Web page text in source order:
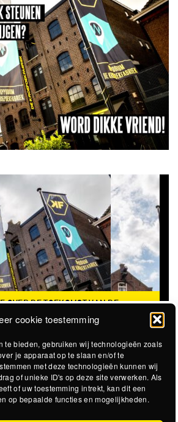
cookie toestemming
te bieden, gebruiken wij technologieën zoals
je apparaat op te slaan en/of te
met deze technologieën kunnen wij
of unieke ID's op deze site verwerken. Als
of uw toestemming intrekt, kan dit een
op bepaalde functies en mogelijkheden.
OVER DE TOEKOMST VAN DE
KROEPOEKFABRIEK